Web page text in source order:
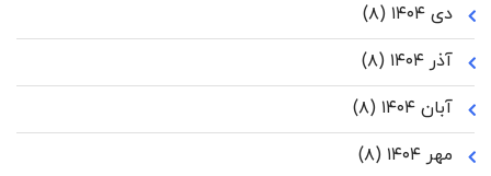
دی ۱۴۰۴
(۸)
آذر ۱۴۰۴
(۸)
آبان ۱۴۰۴
(۸)
مهر ۱۴۰۴
(۸)